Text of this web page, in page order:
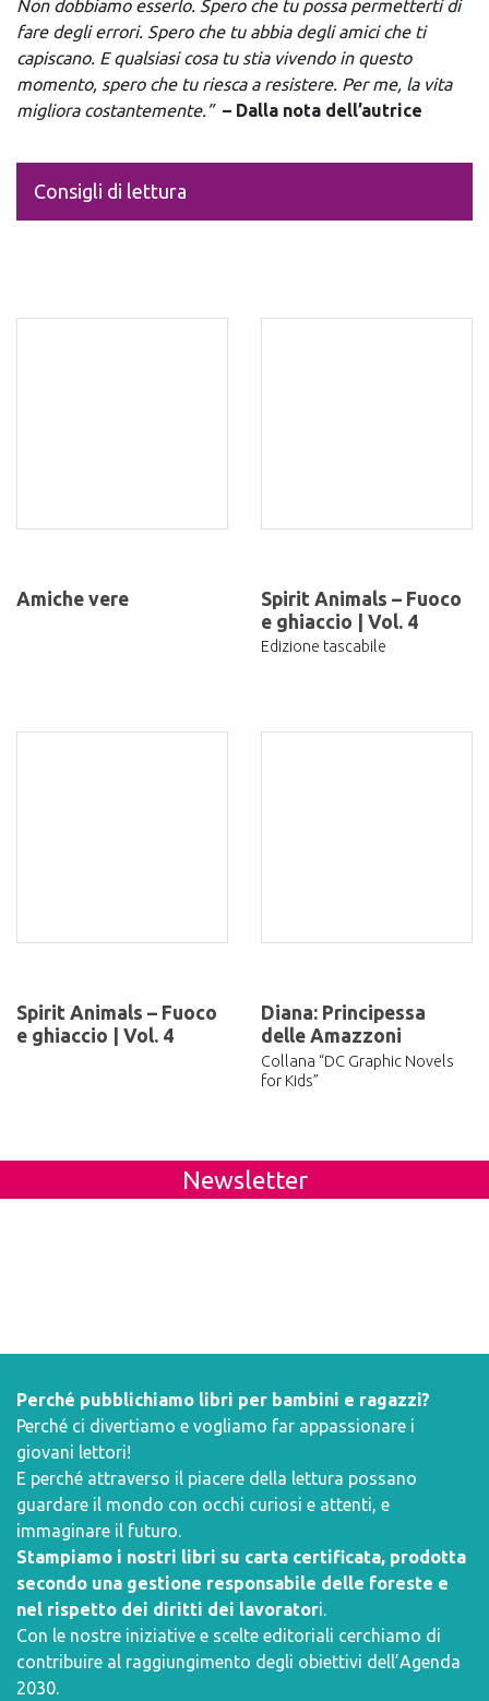
Non dobbiamo esserlo. Spero che tu possa permetterti di
fare degli errori. Spero che tu abbia degli amici che ti
capiscano. E qualsiasi cosa tu stia vivendo in questo
momento, spero che tu riesca a resistere. Per me, la vita
migliora costantemente.” – Dalla nota dell’autrice
Consigli di lettura
Amiche vere
Spirit Animals – Fuoco
e ghiaccio | Vol. 4
Edizione tascabile
Spirit Animals – Fuoco
e ghiaccio | Vol. 4
Diana: Principessa
delle Amazzoni
Collana “DC Graphic Novels
for Kids”
Newsletter
Perché pubblichiamo libri per bambini e ragazzi?
Perché ci divertiamo e vogliamo far appassionare i
giovani lettori!
E perché attraverso il piacere della lettura possano
guardare il mondo con occhi curiosi e attenti, e
immaginare il futuro.
Stampiamo i nostri libri su carta certificata, prodotta
secondo una gestione responsabile delle foreste e
nel rispetto dei diritti dei lavoratori.
Con le nostre iniziative e scelte editoriali cerchiamo di
contribuire al raggiungimento degli obiettivi dell’Agenda
2030.